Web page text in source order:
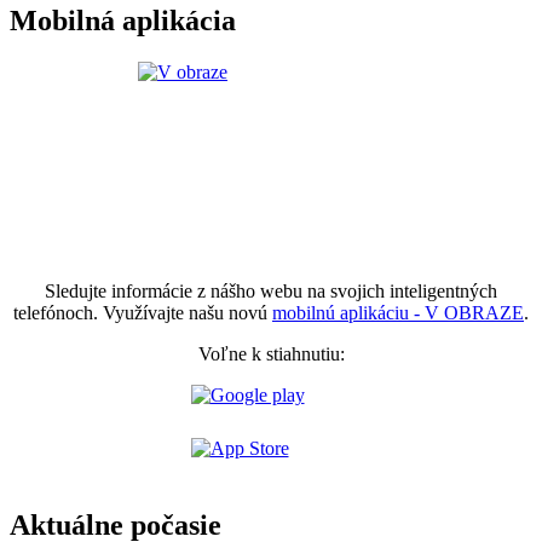
Mobilná aplikácia
Sledujte informácie z nášho webu na svojich inteligentných
telefónoch. Využívajte našu novú mobilnú aplikáciu - V OBRAZE.
Voľne k stiahnutiu:
Aktuálne počasie